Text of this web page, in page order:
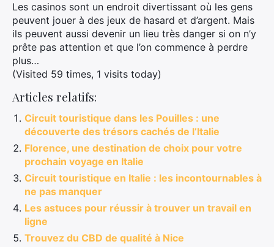
Les casinos sont un endroit divertissant où les gens
peuvent jouer à des jeux de hasard et d’argent. Mais
ils peuvent aussi devenir un lieu très danger si on n’y
prête pas attention et que l’on commence à perdre
plus…
(Visited 59 times, 1 visits today)
Articles relatifs:
Circuit touristique dans les Pouilles : une
découverte des trésors cachés de l’Italie
Florence, une destination de choix pour votre
prochain voyage en Italie
Circuit touristique en Italie : les incontournables à
ne pas manquer
Les astuces pour réussir à trouver un travail en
ligne
Trouvez du CBD de qualité à Nice